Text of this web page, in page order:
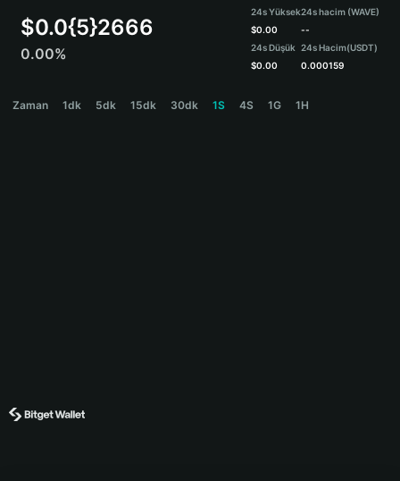
Español
Português (Brasil)
$0.0{5}2666
0.00%
24s Yüksek
$0.00
24s Düşük
$0.00
24s hacim (WAVE)
--
24s Hacim(USDT)
0.000159
Zaman 1dk 5dk 15dk 30dk 1S 4S 1G 1H